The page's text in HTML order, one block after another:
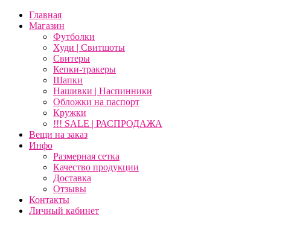
Главная
Магазин
Футболки
Худи | Свитшоты
Свитеры
Кепки-тракеры
Шапки
Нашивки | Наспинники
Обложки на паспорт
Кружки
!!! SALE | РАСПРОДАЖА
Вещи на заказ
Инфо
Размерная сетка
Качество продукции
Доставка
Отзывы
Контакты
Личный кабинет